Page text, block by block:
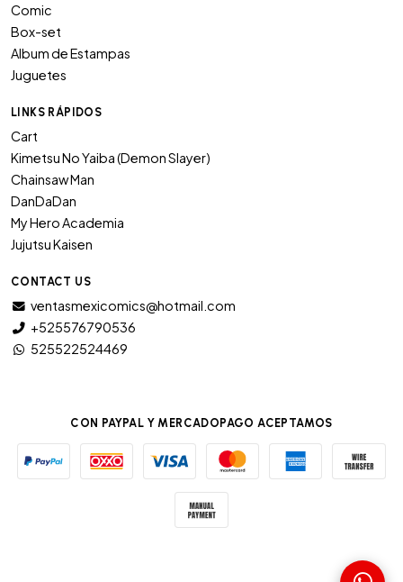
Comic
Box-set
Album de Estampas
Juguetes
LINKS RÁPIDOS
Cart
Kimetsu No Yaiba (Demon Slayer)
Chainsaw Man
DanDaDan
My Hero Academia
Jujutsu Kaisen
CONTACT US
ventasmexicomics@hotmail.com
+525576790536
525522524469
CON PAYPAL Y MERCADOPAGO ACEPTAMOS